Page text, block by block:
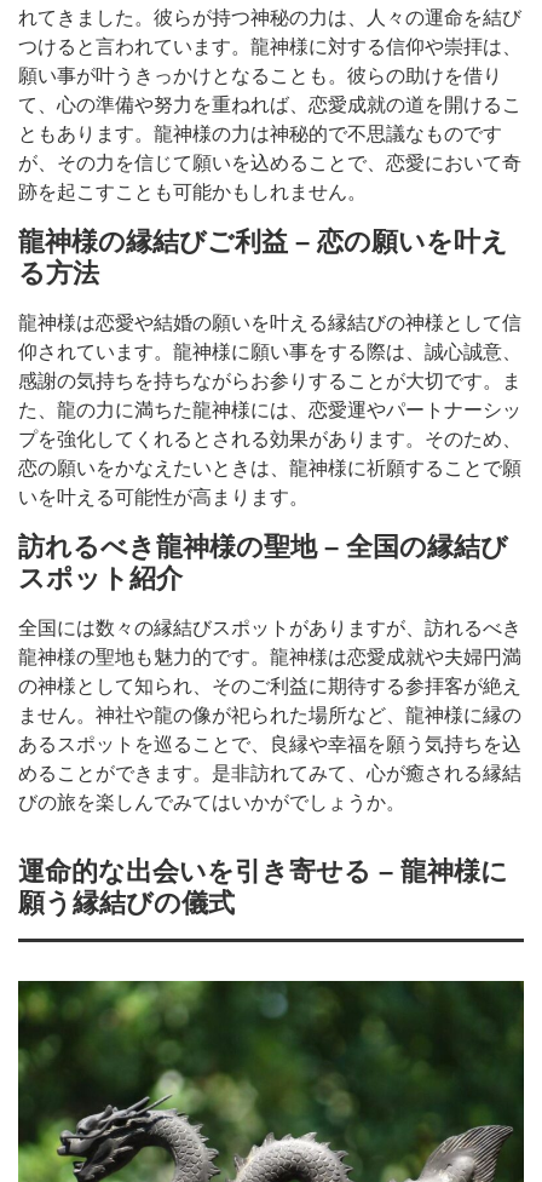
れてきました。彼らが持つ神秘の力は、人々の運命を結び
つけると言われています。龍神様に対する信仰や崇拝は、
願い事が叶うきっかけとなることも。彼らの助けを借り
て、心の準備や努力を重ねれば、恋愛成就の道を開けるこ
ともあります。龍神様の力は神秘的で不思議なものです
が、その力を信じて願いを込めることで、恋愛において奇
跡を起こすことも可能かもしれません。
龍神様の縁結びご利益 – 恋の願いを叶え
る方法
龍神様は恋愛や結婚の願いを叶える縁結びの神様として信
仰されています。龍神様に願い事をする際は、誠心誠意、
感謝の気持ちを持ちながらお参りすることが大切です。ま
た、龍の力に満ちた龍神様には、恋愛運やパートナーシッ
プを強化してくれるとされる効果があります。そのため、
恋の願いをかなえたいときは、龍神様に祈願することで願
いを叶える可能性が高まります。
訪れるべき龍神様の聖地 – 全国の縁結び
スポット紹介
全国には数々の縁結びスポットがありますが、訪れるべき
龍神様の聖地も魅力的です。龍神様は恋愛成就や夫婦円満
の神様として知られ、そのご利益に期待する参拝客が絶え
ません。神社や龍の像が祀られた場所など、龍神様に縁の
あるスポットを巡ることで、良縁や幸福を願う気持ちを込
めることができます。是非訪れてみて、心が癒される縁結
びの旅を楽しんでみてはいかがでしょうか。
運命的な出会いを引き寄せる – 龍神様に
願う縁結びの儀式